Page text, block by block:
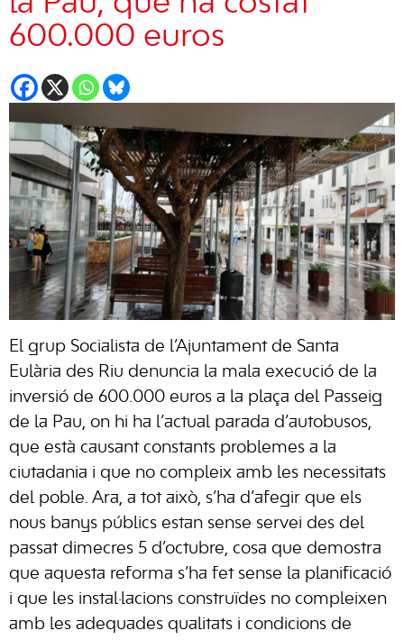
600.000 euros
El grup Socialista de l’Ajuntament de Santa
Eulària des Riu denuncia la mala execució de la
inversió de 600.000 euros a la plaça del Passeig
de la Pau, on hi ha l’actual parada d’autobusos,
que està causant constants problemes a la
ciutadania i que no compleix amb les necessitats
del poble. Ara, a tot això, s’ha d’afegir que els
nous banys públics estan sense servei des del
passat dimecres 5 d’octubre, cosa que demostra
que aquesta reforma s’ha fet sense la planificació
i que les instal·lacions construïdes no compleixen
amb les adequades qualitats i condicions de